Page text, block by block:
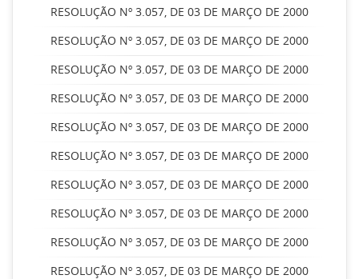
RESOLUÇÃO Nº 3.057, DE 03 DE MARÇO DE 2000
RESOLUÇÃO Nº 3.057, DE 03 DE MARÇO DE 2000
RESOLUÇÃO Nº 3.057, DE 03 DE MARÇO DE 2000
RESOLUÇÃO Nº 3.057, DE 03 DE MARÇO DE 2000
RESOLUÇÃO Nº 3.057, DE 03 DE MARÇO DE 2000
RESOLUÇÃO Nº 3.057, DE 03 DE MARÇO DE 2000
RESOLUÇÃO Nº 3.057, DE 03 DE MARÇO DE 2000
RESOLUÇÃO Nº 3.057, DE 03 DE MARÇO DE 2000
RESOLUÇÃO Nº 3.057, DE 03 DE MARÇO DE 2000
RESOLUÇÃO Nº 3.057, DE 03 DE MARÇO DE 2000